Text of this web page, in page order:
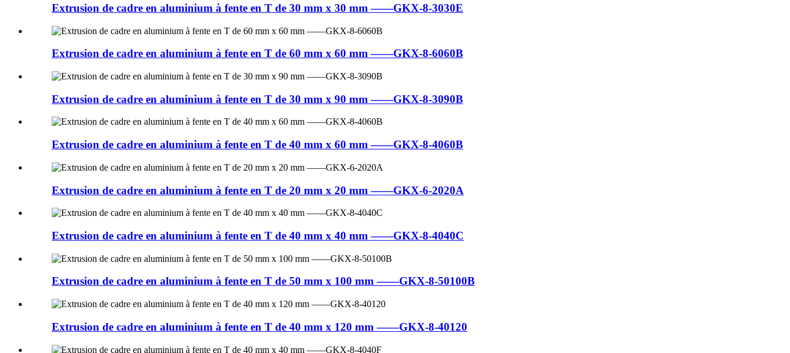
Extrusion de cadre en aluminium à fente en T de 30 mm x 30 mm ——GKX-8-3030E
Extrusion de cadre en aluminium à fente en T de 60 mm x 60 mm ——GKX-8-6060B
Extrusion de cadre en aluminium à fente en T de 30 mm x 90 mm ——GKX-8-3090B
Extrusion de cadre en aluminium à fente en T de 40 mm x 60 mm ——GKX-8-4060B
Extrusion de cadre en aluminium à fente en T de 20 mm x 20 mm ——GKX-6-2020A
Extrusion de cadre en aluminium à fente en T de 40 mm x 40 mm ——GKX-8-4040C
Extrusion de cadre en aluminium à fente en T de 50 mm x 100 mm ——GKX-8-50100B
Extrusion de cadre en aluminium à fente en T de 40 mm x 120 mm ——GKX-8-40120